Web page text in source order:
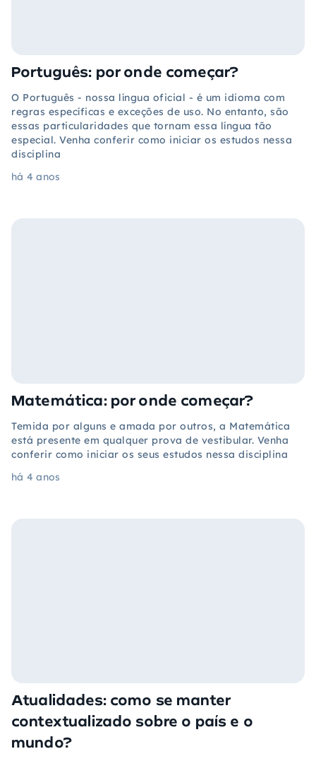
Português: por onde começar?
O Português - nossa língua oficial - é um idioma com
regras específicas e exceções de uso. No entanto, são
essas particularidades que tornam essa língua tão
especial. Venha conferir como iniciar os estudos nessa
disciplina
há 4 anos
Matemática: por onde começar?
Temida por alguns e amada por outros, a Matemática
está presente em qualquer prova de vestibular. Venha
conferir como iniciar os seus estudos nessa disciplina
há 4 anos
Atualidades: como se manter
contextualizado sobre o país e o
mundo?